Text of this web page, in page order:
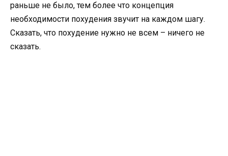
раньше не было, тем более что концепция
необходимости похудения звучит на каждом шагу.
Сказать, что похудение нужно не всем – ничего не
сказать.